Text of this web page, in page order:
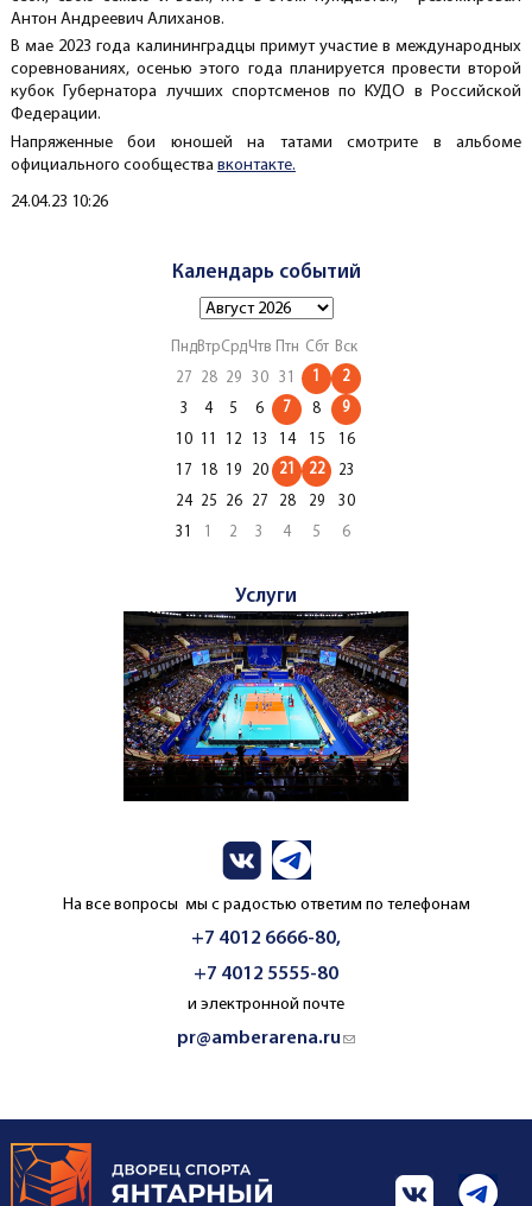
Антон Андреевич Алиханов.
В мае 2023 года калининградцы примут участие в международных
соревнованиях, осенью этого года планируется провести второй
кубок Губернатора лучших спортсменов по КУДО в Российской
Федерации.
Напряженные бои юношей на татами смотрите в альбоме
официального сообщества вконтакте.
Создано
24.04.23 10:26
Календарь событий
ПндВтрСрдЧтв Птн Сбт Вск
27
28 29 30 31 1 2
3 4 5 6 7 8 9
10 11 12 13 14 15
16
17
18 19 20 21 22
23
24
25 26 27 28 29
30
31
1 2 3 4 5 6
Услуги
На все вопросы мы с радостью ответим по телефонам
+7 4012 6666-80,
+7 4012 5555-80
и электронной почте
pr@amberarena.ru(link sends e-mail)